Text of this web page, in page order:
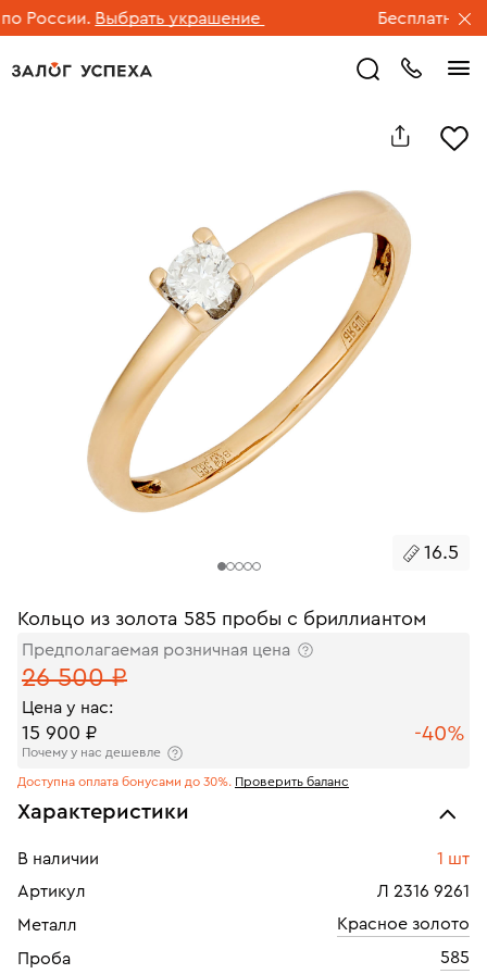
России. Выбрать украшение Бесплатная
16.5
Кольцо из золота 585 пробы с бриллиантом
Предполагаемая розничная цена
26 500 ₽
Цена у нас:
15 900 ₽ -40%
Почему у нас дешевле
Доступна оплата бонусами до 30%. Проверить баланс
Характеристики
В наличии
1 шт
Артикул
Л 2316 9261
Металл
Красное золото
Проба
585